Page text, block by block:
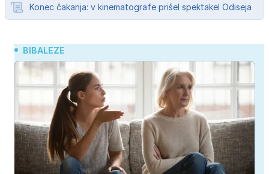
Konec čakanja: v kinematografe prišel spektakel Odiseja
BIBALEZE